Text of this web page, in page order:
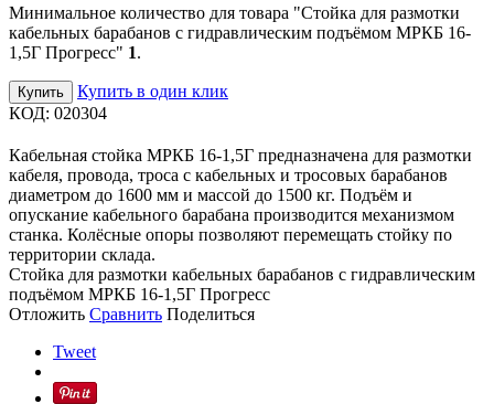
Минимальное количество для товара "Стойка для размотки
кабельных барабанов с гидравлическим подъёмом МРКБ 16-
1,5Г Прогресс" 1.
Купить
Купить в один клик
КОД: 020304
Кабельная стойка МРКБ 16-1,5Г предназначена для размотки
кабеля, провода, троса с кабельных и тросовых барабанов
диаметром до 1600 мм и массой до 1500 кг. Подъём и
опускание кабельного барабана производится механизмом
станка. Колёсные опоры позволяют перемещать стойку по
территории склада.
Стойка для размотки кабельных барабанов с гидравлическим
подъёмом МРКБ 16-1,5Г Прогресс
Отложить Сравнить Поделиться
Tweet